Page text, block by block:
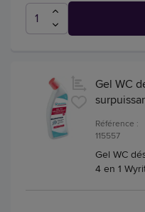
Gel WC
Référence :
115557
Gel WC
4 en 1